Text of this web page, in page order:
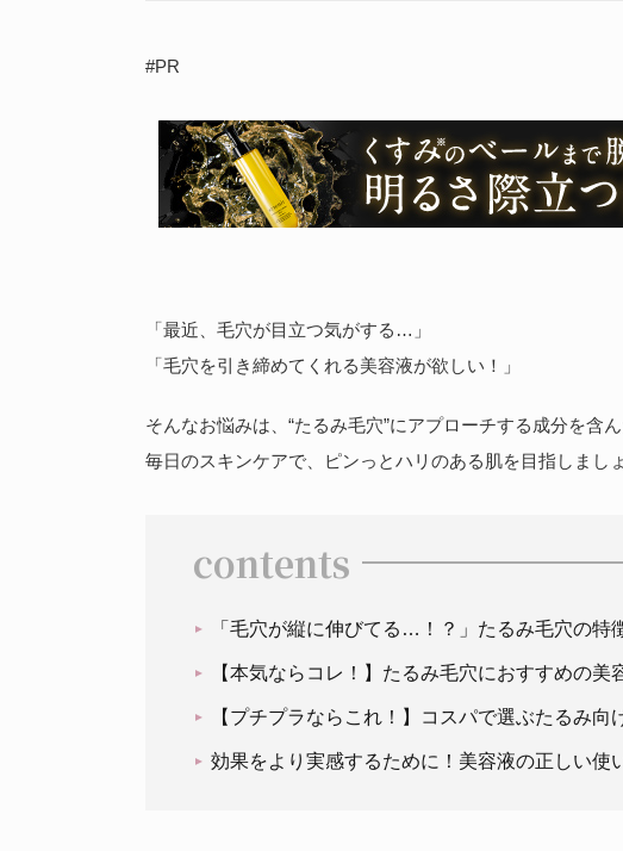
#PR
「最近、毛穴が目立つ気がする…」
「毛穴を引き締めてくれる美容液が欲しい！」
そんなお悩みは、“たるみ毛穴”にアプローチする成分を含
毎日のスキンケアで、ピンっとハリのある肌を目指しまし
contents
「毛穴が縦に伸びてる…！？」たるみ毛穴の特
【本気ならコレ！】たるみ毛穴におすすめの美
【プチプラならこれ！】コスパで選ぶたるみ向
効果をより実感するために！美容液の正しい使